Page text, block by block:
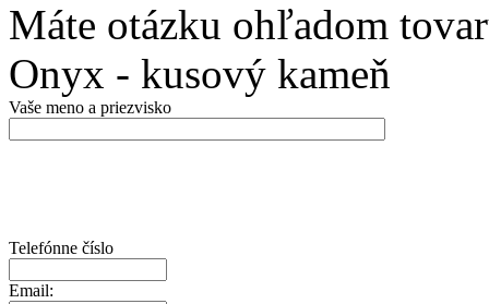
Máte otázku ohľadom
Onyx - kusový kameň
Vaše meno a priezvisko
Telefónne číslo
Email: